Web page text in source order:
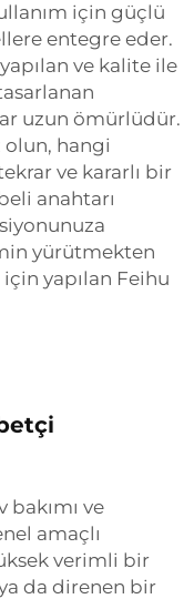
için güçlü
entegre eder.
ve kalite ile
uzun ömürlüdür.
olun, hangi
ve kararlı bir
anahtarı
yürütmekten
yapılan Feihu
ve
amaçlı
verimli bir
da direnen bir